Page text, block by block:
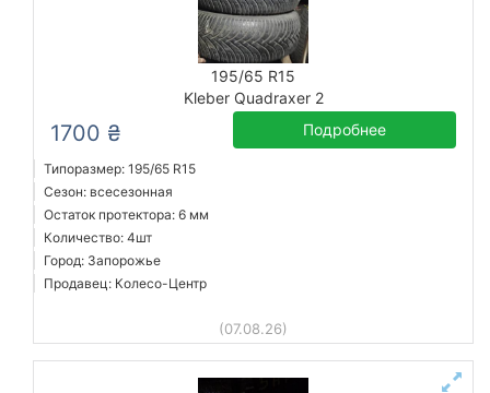
195/65 R15
Kleber Quadraxer 2
1700 ₴ Подробнее
Типоразмер: 195/65 R15
Сезон: всесезонная
Остаток протектора: 6 мм
Количество: 4шт
Город: Запорожье
Продавец: Колесо-Центр
(07.08.26)